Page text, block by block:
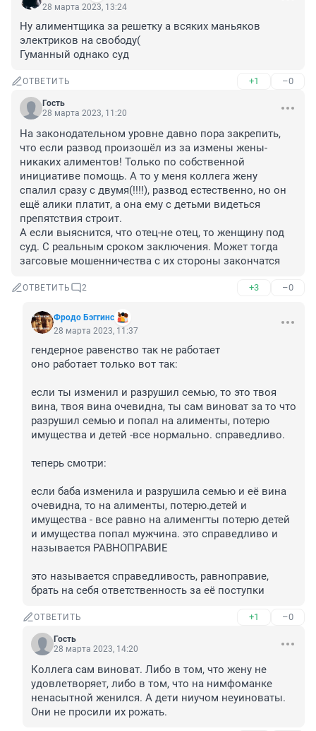
28 марта 2023, 13:24
Ну алиментщика за решетку а всяких маньяков
электриков на свободу(
Гуманный однако суд
ОТВЕТИТЬ +1 –0
Гость
28 марта 2023, 11:20
На законодательном уровне давно пора закрепить,
что если развод произошёл из за измены жены-
никаких алиментов! Только по собственной
инициативе помощь. А то у меня коллега жену
спалил сразу с двумя(!!!!), развод естественно, но он
ещё алики платит, а она ему с детьми видеться
препятствия строит.
А если выяснится, что отец-не отец, то женщину под
суд. С реальным сроком заключения. Может тогда
загсовые мошенничества с их стороны закончатся
ОТВЕТИТЬ 2 +3 –0
Фродо Бэггинс
28 марта 2023, 11:37
гендерное равенство так не работает
оно работает только вот так:
если ты изменил и разрушил семью, то это твоя
вина, твоя вина очевидна, ты сам виноват за то что
разрушил семью и попал на алименты, потерю
имущества и детей -все нормально. справедливо.
теперь смотри:
если баба изменила и разрушила семью и её вина
очевидна, то на алименты, потерю.детей и
имущества - все равно на алименгты потерю детей
и имущества попал мужчина. это справедливо и
называется РАВНОПРАВИЕ
это называется справедливость, равноправие,
брать на себя ответственность за её поступки
ОТВЕТИТЬ +1 –0
Гость
28 марта 2023, 14:20
Коллега сам виноват. Либо в том, что жену не
удовлетворяет, либо в том, что на нимфоманке
ненасытной женился. А дети ниучом неуиноваты.
Они не просили их рожать.